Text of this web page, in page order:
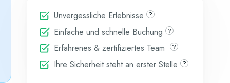
Unvergessliche Erlebnisse
Einfache und schnelle Buchung
Erfahrenes & zertifiziertes Team
Ihre Sicherheit steht an erster Stelle